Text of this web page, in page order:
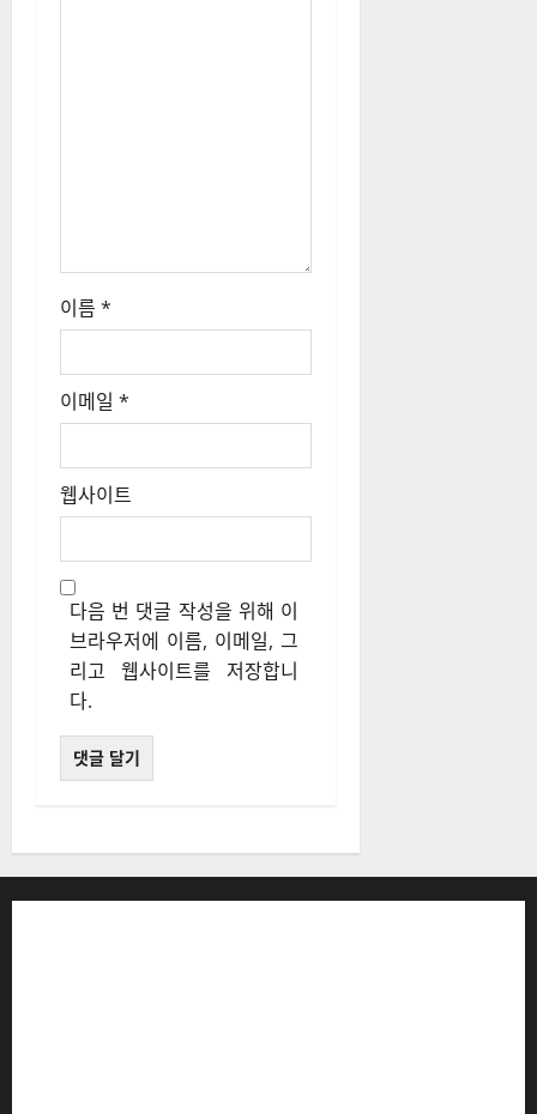
이름 *
이메일 *
웹사이트
다음 번 댓글 작성을 위해 이
브라우저에 이름, 이메일, 그
리고 웹사이트를 저장합니
다.